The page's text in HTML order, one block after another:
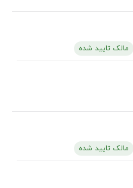
مالک تایید شده
مالک تایید شده